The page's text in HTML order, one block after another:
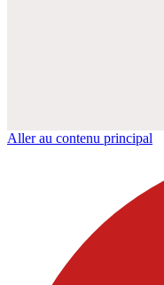
Aller au contenu principal